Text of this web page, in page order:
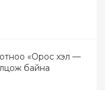
«Орос хэл —
байна